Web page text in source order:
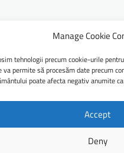
Manage Cookie
tehnologii precum cookie-urile
permite să procesăm date precum
poate afecta negativ anumite
Accept
Deny